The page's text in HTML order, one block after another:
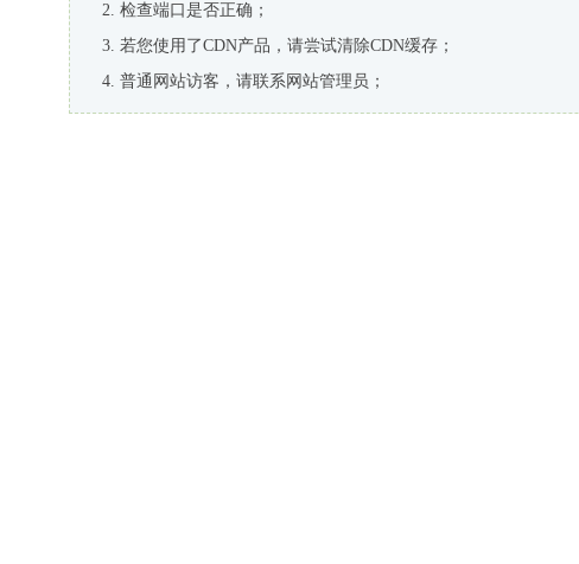
检查端口是否正确；
若您使用了CDN产品，请尝试清除CDN缓存；
普通网站访客，请联系网站管理员；